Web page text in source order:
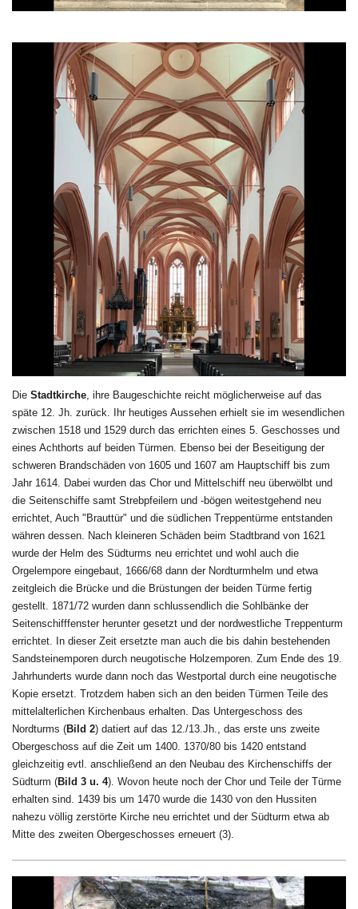
Die Stadtkirche, i hre Baugeschichte reicht möglicherweise auf das
späte 12. Jh. zurück. Ihr heutiges Aussehen erhielt sie im wesendlichen
zwischen 1518 und 1529 durch das errichten eines 5. Geschosses und
eines Achthorts auf beiden Türmen. Ebenso bei der Beseitigung der
schweren Brandschäden von 1605 und 1607 am Hauptschiff bis zum
Jahr 1614. Dabei wurden das Chor und Mittelschiff neu überwölbt und
die Seitenschiffe samt Strebpfeilern und -bögen weitestgehend neu
errichtet, Auch "Brauttür" und die südlichen Treppentürme entstanden
währen dessen. Nach kleineren Schäden beim Stadtbrand von 1621
wurde der Helm des Südturms neu errichtet und wohl auch die
Orgelempore eingebaut, 1666/68 dann der Nordturmhelm und etwa
zeitgleich die Brücke und die Brüstungen der beiden Türme fertig
gestellt. 1871/72 wurden dann schlussendlich die Sohlbänke der
Seitenschifffenster herunter gesetzt und der nordwestliche Treppenturm
errichtet. In dieser Zeit ersetzte man auch die bis dahin bestehenden
Sandsteinemporen durch neugotische Holzemporen. Zum Ende des 19.
Jahrhunderts wurde dann noch das Westportal durch eine neugotische
Kopie ersetzt. Trotzdem haben sich an den beiden Türmen Teile des
mittelalterlichen Kirchenbaus erhalten. Das Untergeschoss des
Nordturms (Bild 2) datiert auf das 12./13.Jh., das erste uns zweite
Obergeschoss auf die Zeit um 1400. 1370/80 bis 1420 entstand
gleichzeitig evtl. anschließend an den Neubau des Kirchenschiffs der
Südturm (Bild 3 u. 4). Wovon heute noch der Chor und Teile der Türme
erhalten sind. 1439 bis um 1470 wurde die 1430 von den Hussiten
nahezu völlig zerstörte Kirche neu errichtet und der Südturm etwa ab
Mitte des zweiten Obergeschosses erneuert (3).